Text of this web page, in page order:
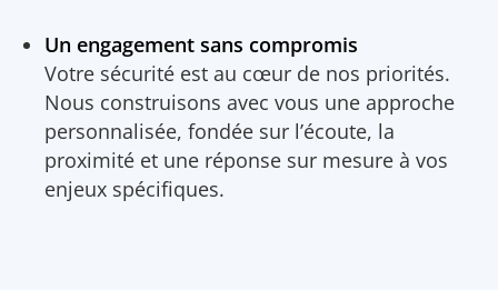
Un engagement sans compromis
Votre sécurité est au cœur de nos priorités.
Nous construisons avec vous une approche
personnalisée, fondée sur l’écoute, la
proximité et une réponse sur mesure à vos
enjeux spécifiques.